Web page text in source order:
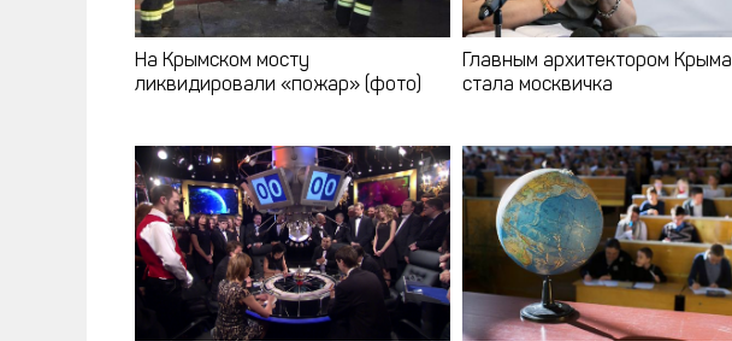
На Крымском мосту
ликвидировали «пожар» (фото)
Главным архитектором Крыма
стала москвичка